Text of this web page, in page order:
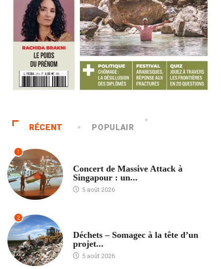
RÉCENT POPULAIR
1
Concert de Massive Attack à
Singapour : un...
5 août 2026
2
Déchets – Somagec à la tête d’un
projet...
5 août 2026